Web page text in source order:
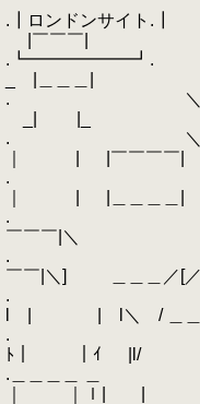
.┃ロンドン
|￣￣￣
_ |＿＿＿
.
_| |_
. ＼]＼ |
｜ | |￣￣￣
. ＼]＼ |
｜ | |＿＿＿
. ＼
￣￣￣|＼
. ＼]＼
￣￣|＼] ＿＿＿／[／
. ＼＿
l | | l＼ / ＿＿
.
ﾄ｜ ｜ｲ |l/
.＿＿
｜